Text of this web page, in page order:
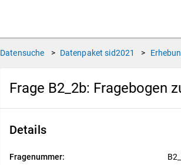
Datensuche > Datenpaket sid2021 >
Frage B2_2b: Fragebogen
Details
Fragenummer: